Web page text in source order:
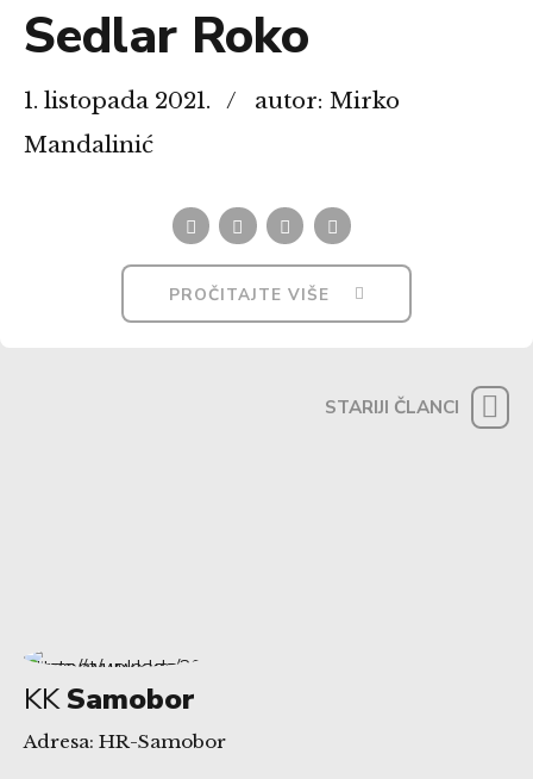
Sedlar Roko
1. listopada 2021.
autor: Mirko
Mandalinić
PROČITAJTE VIŠE
STARIJI ČLANCI
KKSamobor
Adresa: HR-Samobor